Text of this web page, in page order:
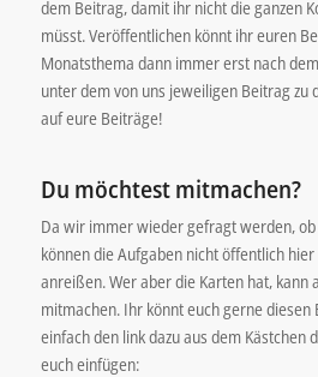
dem Beitrag, damit ihr nicht die ganzen
müsst. Veröffentlichen könnt ihr euren
Monatsthema dann immer erst nach
unter dem von uns jeweiligen Beitrag zu
auf eure Beiträge!
Du möchtest mitmachen?
Da wir immer wieder gefragt werden,
können die Aufgaben nicht öffentlich
anreißen. Wer aber die Karten hat, kann
mitmachen. Ihr könnt euch gerne
einfach den link dazu aus dem Kästchen
euch einfügen: